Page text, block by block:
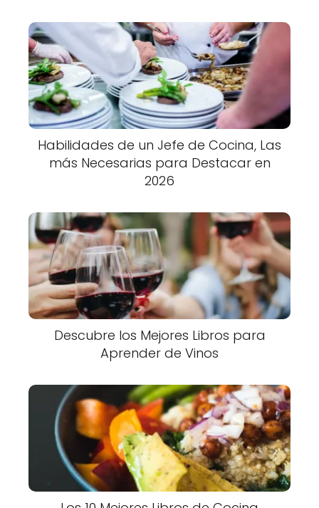
Habilidades de un Jefe de Cocina, Las
más Necesarias para Destacar en
2026
Descubre los Mejores Libros para
Aprender de Vinos